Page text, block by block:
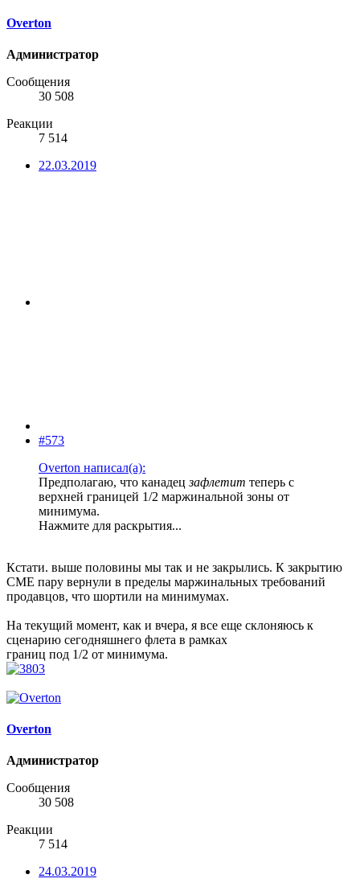
Overton
Администратор
Сообщения
30 508
Реакции
7 514
22.03.2019
#573
Overton написал(а):
Предполагаю, что канадецзафлетит теперь с
верхней границей 1/2 маржинальной зоны от
минимума.
Нажмите для раскрытия...
Кстати. выше половины мы так и не закрылись. К закрытию
СМЕ пару вернули в пределы маржинальных требований
продавцов, что шортили на минимумах.
На текущий момент, как и вчера, я все еще склоняюсь к
сценарию сегодняшнего флета в рамках
границ под 1/2 от минимума.
Overton
Администратор
Сообщения
30 508
Реакции
7 514
24.03.2019